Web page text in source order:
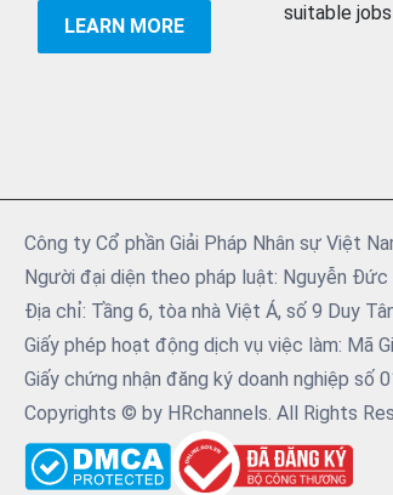
LEARN MORE
suitable jobs
Công ty Cổ phần Giải Pháp Nhân sự Việt
Người đại diện theo pháp luật: Nguyễn
Địa chỉ: Tầng 6, tòa nhà Việt Á, số 9 Duy
Giấy phép hoạt động dịch vụ việc làm: Mã
Giấy chứng nhận đăng ký doanh nghiệp
Copyrights © by HRchannels. All Rights